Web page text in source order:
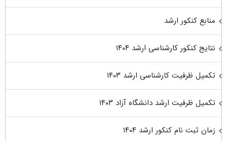
منابع کنکور ارشد
نتایج کنکور کارشناسی ارشد ۱۴۰۴
تکمیل ظرفیت کارشناسی ارشد ۱۴۰۳
تکمیل ظرفیت ارشد دانشگاه آزاد ۱۴۰۳
زمان ثبت نام کنکور ارشد ۱۴۰۴